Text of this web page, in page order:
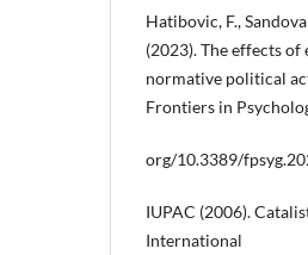
Hatibovic, F.,
(2023). The effects
normative political
Frontiers in
org/10.3389/
IUPAC (2006).
International